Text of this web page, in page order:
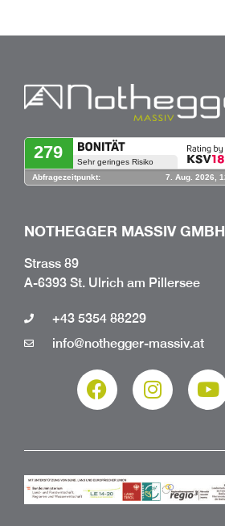
NOTHEGGER MASSIV GMBH
Strass 89
A-6393 St. Ulrich am Pillersee
+43 5354 88229
info@nothegger-massiv.at